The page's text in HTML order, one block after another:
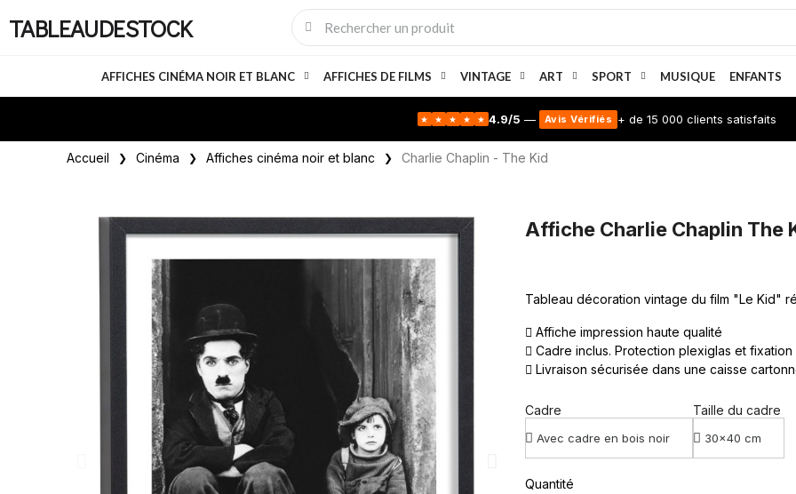
TABLEAUDESTOCK
AFFICHES CINÉMA NOIR ET BLANC AFFICHES DE FILMS VINTAGE ART SPORT MUSIQUE ENFANTS
★ ★ ★ ★ ★ 4.9/5 — Avis Vérifiés + de 15 000 clients satisfaits
Accueil Cinéma Affiches cinéma noir et blanc Charlie Chaplin - The Kid
Affiche Charlie Chaplin The
Tableau décoration vintage du film "Le Kid"
Affiche impression haute qualité
Cadre inclus. Protection plexiglas et
Livraison sécurisée dans une caisse
Cadre Taille du cadre
Quantité